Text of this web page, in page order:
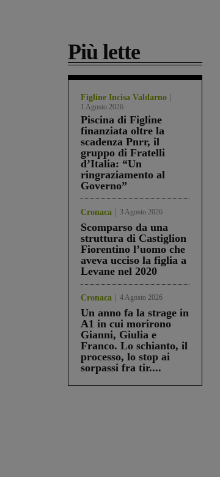
Più lette
Figline Incisa Valdarno
1 Agosto 2026
Piscina di Figline
finanziata oltre la
scadenza Pnrr, il
gruppo di Fratelli
d’Italia: “Un
ringraziamento al
Governo”
Cronaca 3 Agosto 2026
Scomparso da una
struttura di Castiglion
Fiorentino l’uomo che
aveva ucciso la figlia a
Levane nel 2020
Cronaca 4 Agosto 2026
Un anno fa la strage in
A1 in cui morirono
Gianni, Giulia e
Franco. Lo schianto, il
processo, lo stop ai
sorpassi fra tir....